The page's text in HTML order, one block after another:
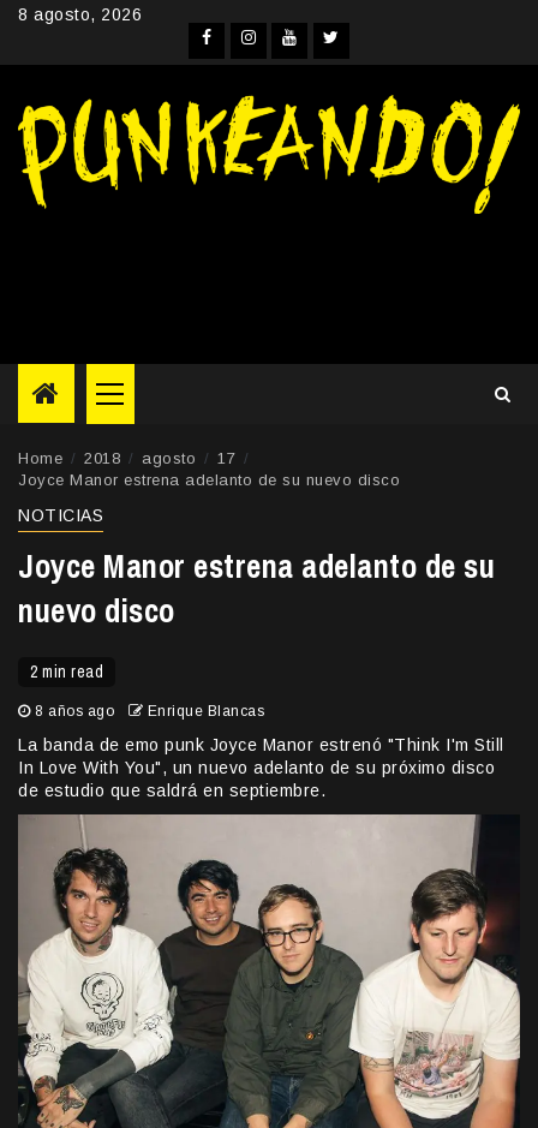
Skip8 agosto, 2026
Facebook
Instagram
YouTube
Twitter
Primary
Menu
Home 2018 agosto
17
Joyce Manor estrena adelanto de su nuevo disco
NOTICIAS
Joyce Manor estrena adelanto de su
nuevo disco
2 min read
8 años ago Enrique Blancas
La banda de emo punk Joyce Manor estrenó "Think I'm Still
In Love With You", un nuevo adelanto de su próximo disco
de estudio que saldrá en septiembre.